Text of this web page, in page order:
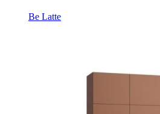
Be Latte